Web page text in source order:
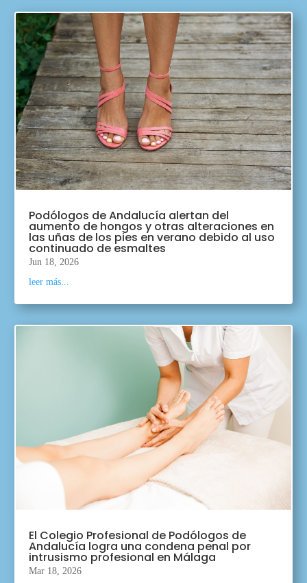
Podólogos de Andalucía alertan del
aumento de hongos y otras alteraciones en
las uñas de los pies en verano debido al uso
continuado de esmaltes
Jun 18, 2026
leer más...
El Colegio Profesional de Podólogos de
Andalucía logra una condena penal por
intrusismo profesional en Málaga
Mar 18, 2026